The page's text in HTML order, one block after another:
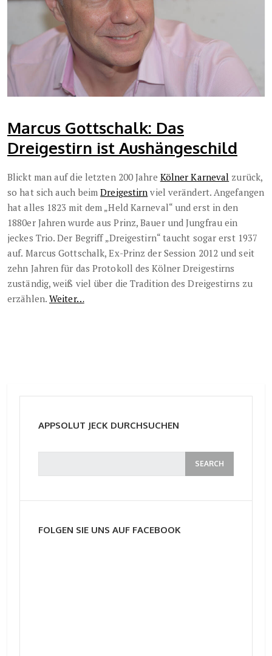
Marcus Gottschalk: Das
Dreigestirn ist Aushängeschild
Blickt man auf die letzten 200 Jahre Kölner Karneval zurück,
so hat sich auch beimDreigestirn viel verändert. Angefangen
hat alles 1823 mit dem „Held Karneval“ und erst in den
1880er Jahren wurde aus Prinz, Bauer und Jungfrau ein
jeckes Trio. Der Begriff „Dreigestirn“ taucht sogar erst 1937
auf. Marcus Gottschalk, Ex-Prinz der Session 2012 und seit
zehn Jahren für das Protokoll des Kölner Dreigestirns
zuständig, weiß viel über die Tradition des Dreigestirns zu
erzählen. Weiter…
APPSOLUT JECK DURCHSUCHEN
FOLGEN SIE UNS AUF FACEBOOK